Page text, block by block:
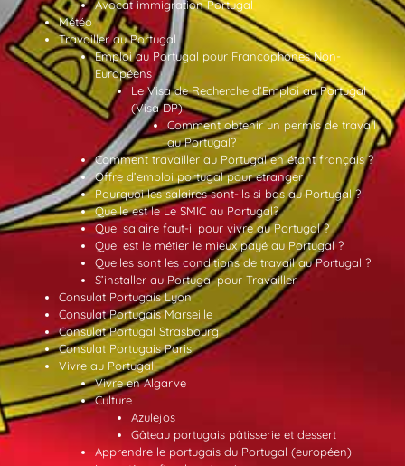
Avocat immigration Portugal
Météo
Travailler au Portugal
Emploi au Portugal pour Francophones Non-
Européens
Le Visa de Recherche d’Emploi au Portugal
(Visa DP)
Comment obtenir un permis de travail
au Portugal?
Comment travailler au Portugal en étant français ?
Offre d’emploi portugal pour etranger
Pourquoi les salaires sont-ils si bas au Portugal ?
Quelle est le Le SMIC au Portugal?
Quel salaire faut-il pour vivre au Portugal ?
Quel est le métier le mieux payé au Portugal ?
Quelles sont les conditions de travail au Portugal ?
S’installer au Portugal pour Travailler
Consulat Portugais Lyon
Consulat Portugais Marseille
Consulat Portugal Strasbourg
Consulat Portugais Paris
Vivre au Portugal
Vivre en Algarve
Culture
Azulejos
Gâteau portugais pâtisserie et dessert
Apprendre le portugais du Portugal (européen)